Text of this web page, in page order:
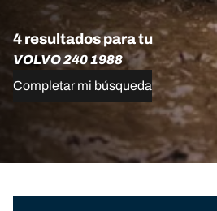
4 resultados para tu
VOLVO 240 1988
Completar mi búsqueda